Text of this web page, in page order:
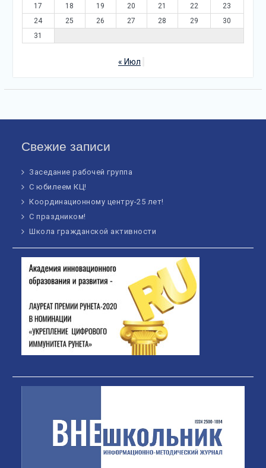
17
18 19 20 21 22
23
24
25 26 27 28 29
30
31
« Июл
Свежие записи
Заседание рабочей группа
С юбилеем КЦ!
Координационному центру-25 лет!
С праздником!
Школа гражданской активности